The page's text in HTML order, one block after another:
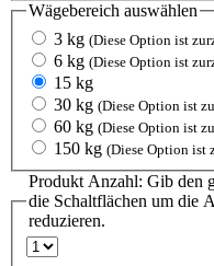
Wägebereich auswählen
3 kg (Diese Option ist
6 kg (Diese Option ist
15 kg
30 kg (Diese Option ist
60 kg (Diese Option ist
150 kg (Diese Option ist
Produkt Anzahl: Gib den
die Schaltflächen um die
reduzieren.